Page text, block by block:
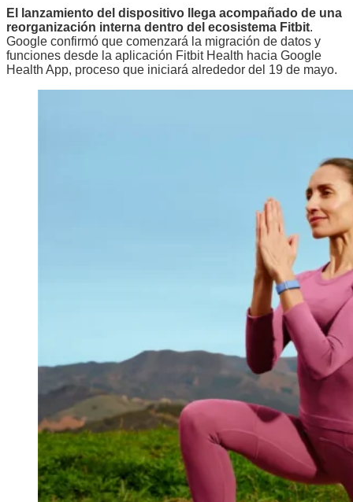
El lanzamiento del dispositivo llega acompañado de una
reorganización interna dentro del ecosistema Fitbit.
Google confirmó que comenzará la migración de datos y
funciones desde la aplicación Fitbit Health hacia Google
Health App, proceso que iniciará alrededor del 19 de mayo.